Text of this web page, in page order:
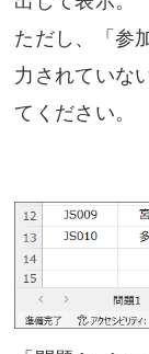
ただし、「参
力されていな
てください。